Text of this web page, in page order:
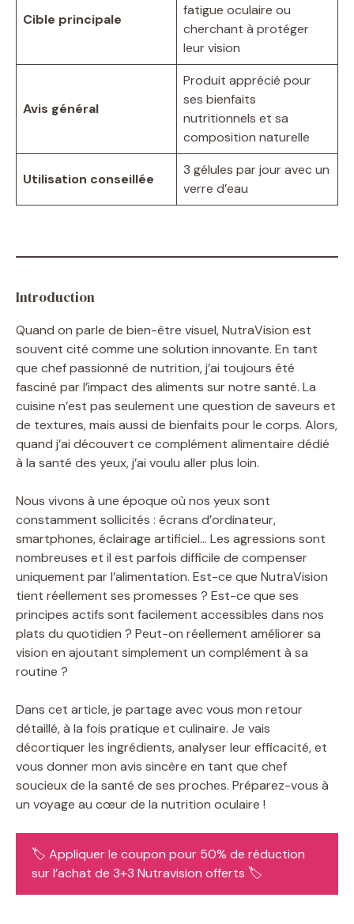
Cible principale
fatigue oculaire ou
cherchant à protéger
leur vision
Avis général
Produit apprécié pour
ses bienfaits
nutritionnels et sa
composition naturelle
Utilisation conseillée
3 gélules par jour avec un
verre d’eau
Introduction
Quand on parle de bien-être visuel, NutraVision est
souvent cité comme une solution innovante. En tant
que chef passionné de nutrition, j’ai toujours été
fasciné par l’impact des aliments sur notre santé. La
cuisine n’est pas seulement une question de saveurs et
de textures, mais aussi de bienfaits pour le corps. Alors,
quand j’ai découvert ce complément alimentaire dédié
à la santé des yeux, j’ai voulu aller plus loin.
Nous vivons à une époque où nos yeux sont
constamment sollicités : écrans d’ordinateur,
smartphones, éclairage artificiel… Les agressions sont
nombreuses et il est parfois difficile de compenser
uniquement par l’alimentation. Est-ce que NutraVision
tient réellement ses promesses ? Est-ce que ses
principes actifs sont facilement accessibles dans nos
plats du quotidien ? Peut-on réellement améliorer sa
vision en ajoutant simplement un complément à sa
routine ?
Dans cet article, je partage avec vous mon retour
détaillé, à la fois pratique et culinaire. Je vais
décortiquer les ingrédients, analyser leur efficacité, et
vous donner mon avis sincère en tant que chef
soucieux de la santé de ses proches. Préparez-vous à
un voyage au cœur de la nutrition oculaire !
🏷️ Appliquer le coupon pour 50% de réduction
sur l’achat de 3+3 Nutravision offerts 🏷️